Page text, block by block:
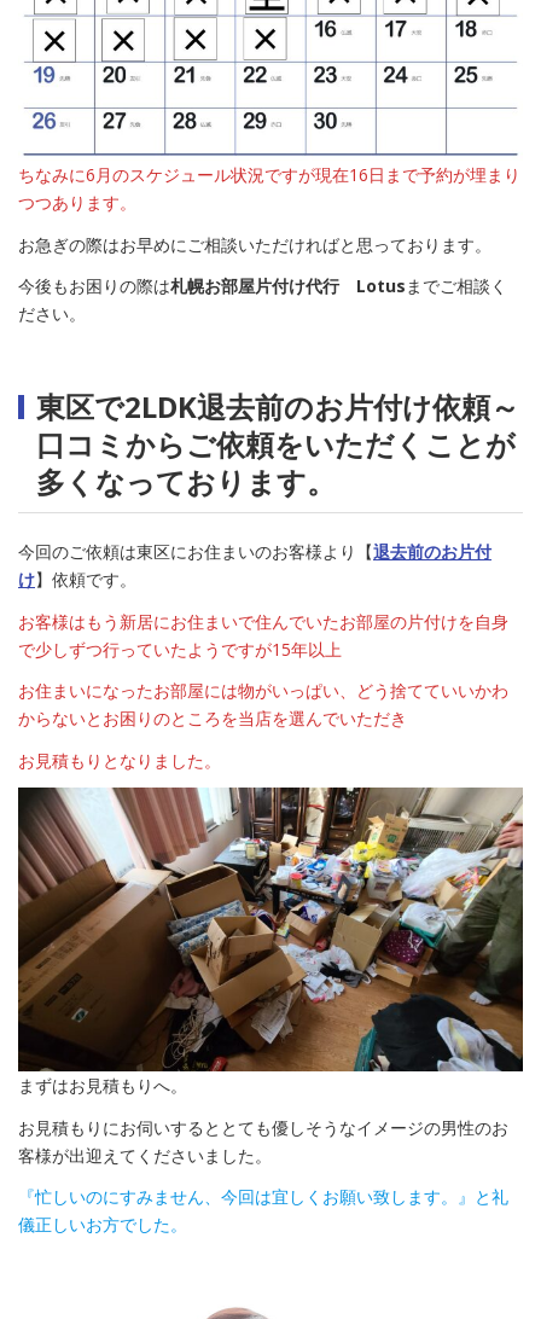
ちなみに6月のスケジュール状況ですが現在16日まで予約が埋まり
つつあります。
お急ぎの際はお早めにご相談いただければと思っております。
今後もお困りの際は札幌お部屋片付け代行 Lotusまでご相談く
ださい。
東区で2LDK退去前のお片付け依頼～
口コミからご依頼をいただくことが
多くなっております。
今回のご依頼は東区にお住まいのお客様より【退去前のお片付
け】依頼です。
お客様はもう新居にお住まいで住んでいたお部屋の片付けを自身
で少しずつ行っていたようですが15年以上
お住まいになったお部屋には物がいっぱい、どう捨てていいかわ
からないとお困りのところを当店を選んでいただき
お見積もりとなりました。
まずはお見積もりへ。
お見積もりにお伺いするととても優しそうなイメージの男性のお
客様が出迎えてくださいました。
『忙しいのにすみません、今回は宜しくお願い致します。』と礼
儀正しいお方でした。